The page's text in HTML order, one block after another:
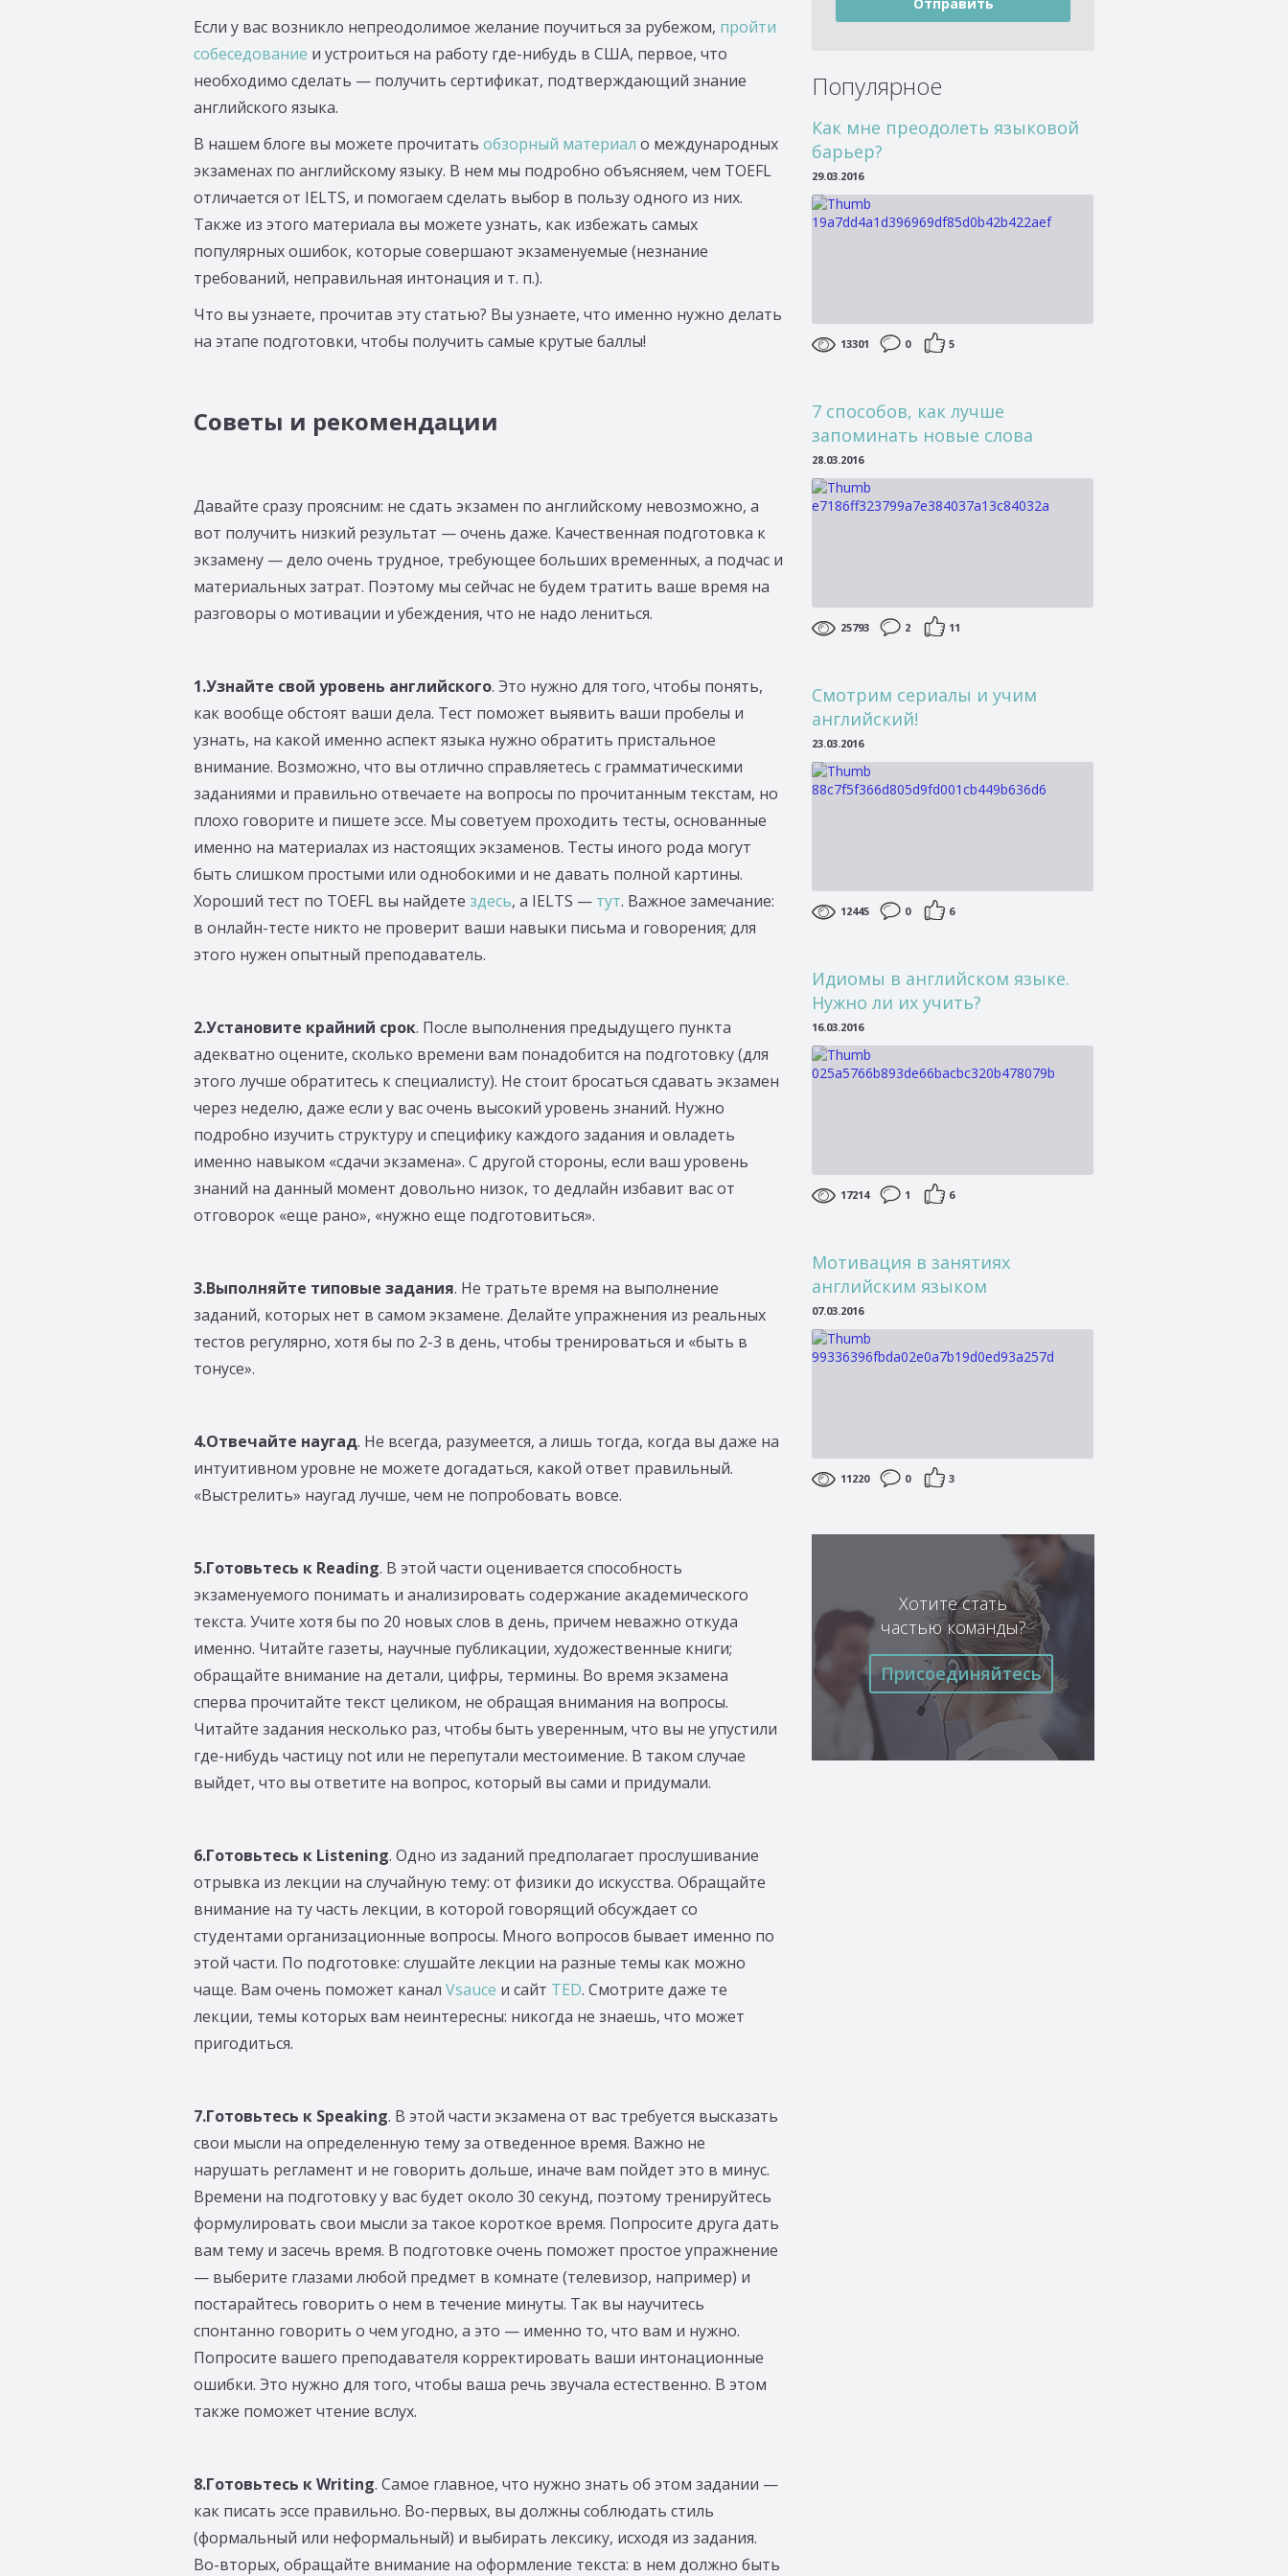
Популярное
Как мне преодолеть языковой
барьер?
29.03.2016
13301 0 5
7 способов, как лучше
запоминать новые слова
28.03.2016
25793 2 11
Смотрим сериалы и учим
английский!
23.03.2016
12445 0 6
Идиомы в английском языке.
Нужно ли их учить?
16.03.2016
17214 1 6
Мотивация в занятиях
английским языком
07.03.2016
11220 0 3
Хотите стать
частью команды?
Присоединяйтесь
Если у вас возникло непреодолимое желание поучиться за рубежом, пройти
собеседование и устроиться на работу где-нибудь в США, первое, что
необходимо сделать — получить сертификат, подтверждающий знание
английского языка.
В нашем блоге вы можете прочитать обзорный материал о международных
экзаменах по английскому языку. В нем мы подробно объясняем, чем TOEFL
отличается от IELTS, и помогаем сделать выбор в пользу одного из них.
Также из этого материала вы можете узнать, как избежать самых
популярных ошибок, которые совершают экзаменуемые (незнание
требований, неправильная интонация и т. п.).
Что вы узнаете, прочитав эту статью? Вы узнаете, что именно нужно делать
на этапе подготовки, чтобы получить самые крутые баллы!
Советы и рекомендации
Давайте сразу проясним: не сдать экзамен по английскому невозможно, а
вот получить низкий результат — очень даже. Качественная подготовка к
экзамену — дело очень трудное, требующее больших временных, а подчас и
материальных затрат. Поэтому мы сейчас не будем тратить ваше время на
разговоры о мотивации и убеждения, что не надо лениться.
1.Узнайте свой уровень английского. Это нужно для того, чтобы понять,
как вообще обстоят ваши дела. Тест поможет выявить ваши пробелы и
узнать, на какой именно аспект языка нужно обратить пристальное
внимание. Возможно, что вы отлично справляетесь с грамматическими
заданиями и правильно отвечаете на вопросы по прочитанным текстам, но
плохо говорите и пишете эссе. Мы советуем проходить тесты, основанные
именно на материалах из настоящих экзаменов. Тесты иного рода могут
быть слишком простыми или однобокими и не давать полной картины.
Хороший тест по TOEFL вы найдете здесь, а IELTS — тут. Важное замечание:
в онлайн-тесте никто не проверит ваши навыки письма и говорения; для
этого нужен опытный преподаватель.
2.Установите крайний срок. После выполнения предыдущего пункта
адекватно оцените, сколько времени вам понадобится на подготовку (для
этого лучше обратитесь к специалисту). Не стоит бросаться сдавать экзамен
через неделю, даже если у вас очень высокий уровень знаний. Нужно
подробно изучить структуру и специфику каждого задания и овладеть
именно навыком «сдачи экзамена». С другой стороны, если ваш уровень
знаний на данный момент довольно низок, то дедлайн избавит вас от
отговорок «еще рано», «нужно еще подготовиться».
3.Выполняйте типовые задания. Не тратьте время на выполнение
заданий, которых нет в самом экзамене. Делайте упражнения из реальных
тестов регулярно, хотя бы по 2-3 в день, чтобы тренироваться и «быть в
тонусе».
4.Отвечайте наугад. Не всегда, разумеется, а лишь тогда, когда вы даже на
интуитивном уровне не можете догадаться, какой ответ правильный.
«Выстрелить» наугад лучше, чем не попробовать вовсе.
5.Готовьтесь к Reading. В этой части оценивается способность
экзаменуемого понимать и анализировать содержание академического
текста. Учите хотя бы по 20 новых слов в день, причем неважно откуда
именно. Читайте газеты, научные публикации, художественные книги;
обращайте внимание на детали, цифры, термины. Во время экзамена
сперва прочитайте текст целиком, не обращая внимания на вопросы.
Читайте задания несколько раз, чтобы быть уверенным, что вы не упустили
где-нибудь частицу not или не перепутали местоимение. В таком случае
выйдет, что вы ответите на вопрос, который вы сами и придумали.
6.Готовьтесь к Listening. Одно из заданий предполагает прослушивание
отрывка из лекции на случайную тему: от физики до искусства. Обращайте
внимание на ту часть лекции, в которой говорящий обсуждает со
студентами организационные вопросы. Много вопросов бывает именно по
этой части. По подготовке: слушайте лекции на разные темы как можно
чаще. Вам очень поможет канал Vsauce и сайт TED. Смотрите даже те
лекции, темы которых вам неинтересны: никогда не знаешь, что может
пригодиться.
7.Готовьтесь к Speaking. В этой части экзамена от вас требуется высказать
свои мысли на определенную тему за отведенное время. Важно не
нарушать регламент и не говорить дольше, иначе вам пойдет это в минус.
Времени на подготовку у вас будет около 30 секунд, поэтому тренируйтесь
формулировать свои мысли за такое короткое время. Попросите друга дать
вам тему и засечь время. В подготовке очень поможет простое упражнение
— выберите глазами любой предмет в комнате (телевизор, например) и
постарайтесь говорить о нем в течение минуты. Так вы научитесь
спонтанно говорить о чем угодно, а это — именно то, что вам и нужно.
Попросите вашего преподавателя корректировать ваши интонационные
ошибки. Это нужно для того, чтобы ваша речь звучала естественно. В этом
также поможет чтение вслух.
8.Готовьтесь к Writing. Самое главное, что нужно знать об этом задании —
как писать эссе правильно. Во-первых, вы должны соблюдать стиль
(формальный или неформальный) и выбирать лексику, исходя из задания.
Во-вторых, обращайте внимание на оформление текста: в нем должно быть